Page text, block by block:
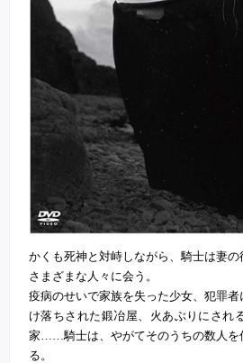
かくも死神と対峙しながら、騎士は妻の
さまざまな人々に会う。
疫病のせいで家族を失った少女、犯罪
け落ちされた鍛冶屋、火あぶりにされ
家……騎士は、やがてそのうちの数人を
る。